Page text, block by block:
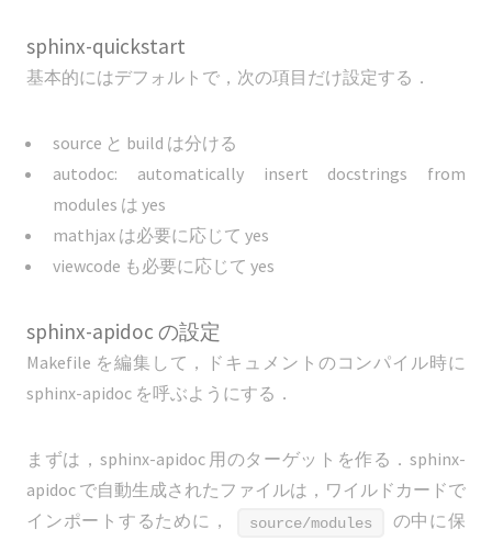
sphinx-quickstart
基本的にはデフォルトで，次の項目だけ設定する．
source と build は分ける
autodoc: automatically insert docstrings from
modules は yes
mathjax は必要に応じて yes
viewcode も必要に応じて yes
sphinx-apidoc の設定
Makefile を編集して，ドキュメントのコンパイル時に
sphinx-apidoc を呼ぶようにする．
まずは，sphinx-apidoc 用のターゲットを作る．sphinx-
apidoc で自動生成されたファイルは，ワイルドカードで
インポートするために，
source/modules
の中に保